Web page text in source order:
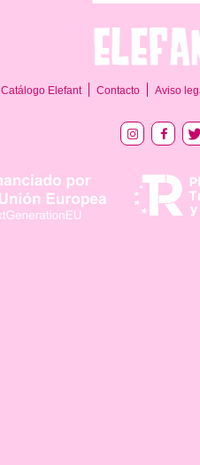
Catálogo Elefant Contacto Aviso